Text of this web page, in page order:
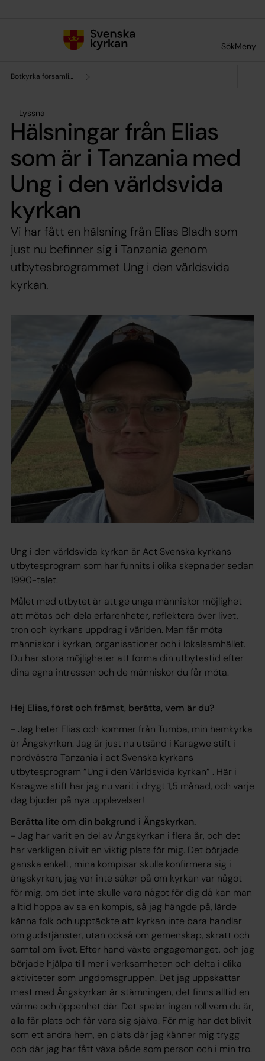
SökMeny
Botkyrka församling
Lyssna
Hälsningar från Elias
som är i Tanzania med
Ung i den världsvida
kyrkan
Vi har fått en hälsning från Elias Bladh som
just nu befinner sig i Tanzania genom
utbytesbrogrammet Ung i den världsvida
kyrkan.
Ung i den världsvida kyrkan är Act Svenska kyrkans
utbytesprogram som har funnits i olika skepnader sedan
1990-talet.
Målet med utbytet är att ge unga människor möjlighet
att mötas och dela erfarenheter, reflektera över livet,
tron och kyrkans uppdrag i världen. Man får möta
människor i kyrkan, organisationer och i lokalsamhället.
Du har stora möjligheter att forma din utbytestid efter
dina egna intressen och de människor du får möta.
Hej Elias, först och främst, berätta, vem är du?
- Jag heter Elias och kommer från Tumba, min hemkyrka
är Ängskyrkan. Jag är just nu utsänd i Karagwe stift i
nordvästra Tanzania i act Svenska kyrkans
utbytesprogram ”Ung i den Världsvida kyrkan” . Här i
Karagwe stift har jag nu varit i drygt 1,5 månad, och varje
dag bjuder på nya upplevelser!
Berätta lite om din bakgrund i Ängskyrkan.
- Jag har varit en del av Ängskyrkan i flera år, och det
har verkligen blivit en viktig plats för mig. Det började
ganska enkelt, mina kompisar skulle konfirmera sig i
ängskyrkan, jag var inte säker på om kyrkan var något
för mig, om det inte skulle vara något för dig då kan man
alltid hoppa av sa en kompis, så jag hängde på, lärde
känna folk och upptäckte att kyrkan inte bara handlar
om gudstjänster, utan också om gemenskap, skratt och
samtal om livet. Efter hand växte engagemanget, och jag
började hjälpa till mer i verksamheten och delta i olika
aktiviteter som ungdomsgruppen. Det jag uppskattar
mest med Ängskyrkan är stämningen, det finns alltid en
värme och öppenhet där. Det spelar ingen roll vem du är,
alla får plats och får vara sig själva. För mig har det blivit
som ett andra hem, en plats där jag känner mig trygg
och där jag har fått växa både som person och i min tro.